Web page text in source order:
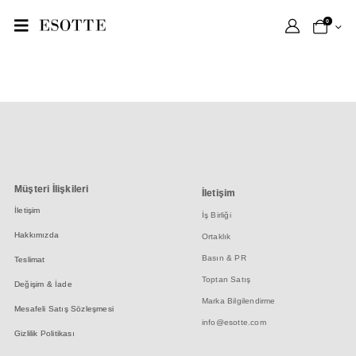
0
EV CHECKOUT
Müşteri İlişkileri
İletişim
Hakkımızda
Teslimat
Değişim & İade
Mesafeli Satış Sözleşmesi
Gizlilik Politikası
İletişim
İş Birliği
Ortaklık
Basın & PR
Toptan Satış
Marka Bilgilendirme
info@esotte.com